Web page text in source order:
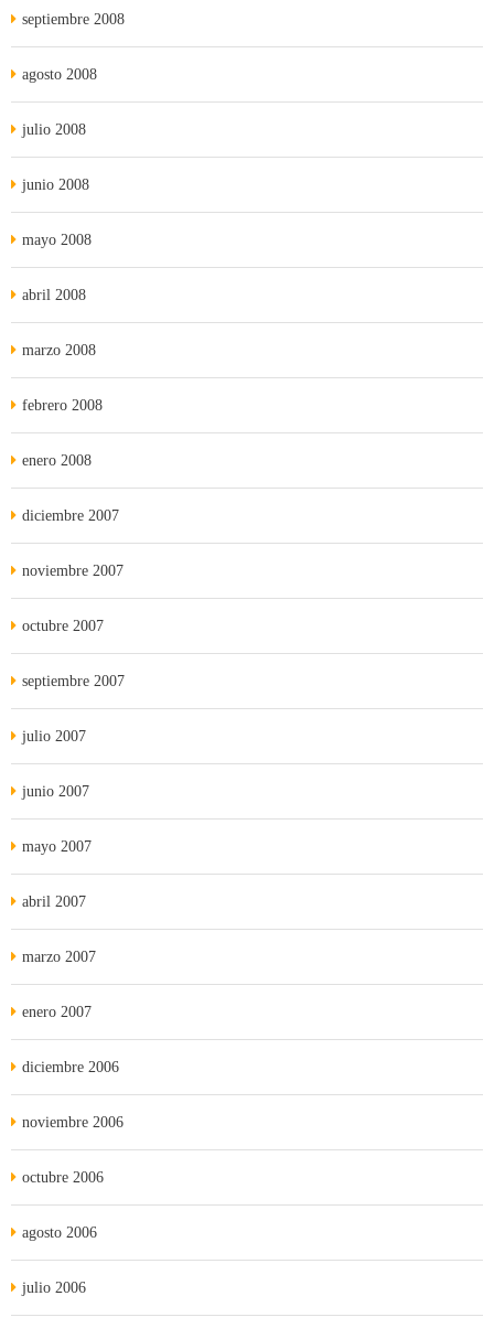
septiembre 2008
agosto 2008
julio 2008
junio 2008
mayo 2008
abril 2008
marzo 2008
febrero 2008
enero 2008
diciembre 2007
noviembre 2007
octubre 2007
septiembre 2007
julio 2007
junio 2007
mayo 2007
abril 2007
marzo 2007
enero 2007
diciembre 2006
noviembre 2006
octubre 2006
agosto 2006
julio 2006